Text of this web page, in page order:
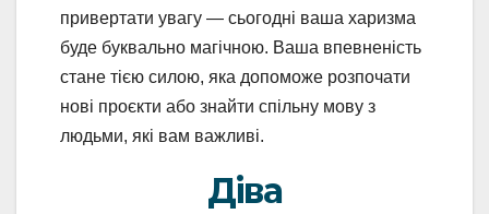
привертати увагу — сьогодні ваша харизма
буде буквально магічною. Ваша впевненість
стане тією силою, яка допоможе розпочати
нові проєкти або знайти спільну мову з
людьми, які вам важливі.
Діва